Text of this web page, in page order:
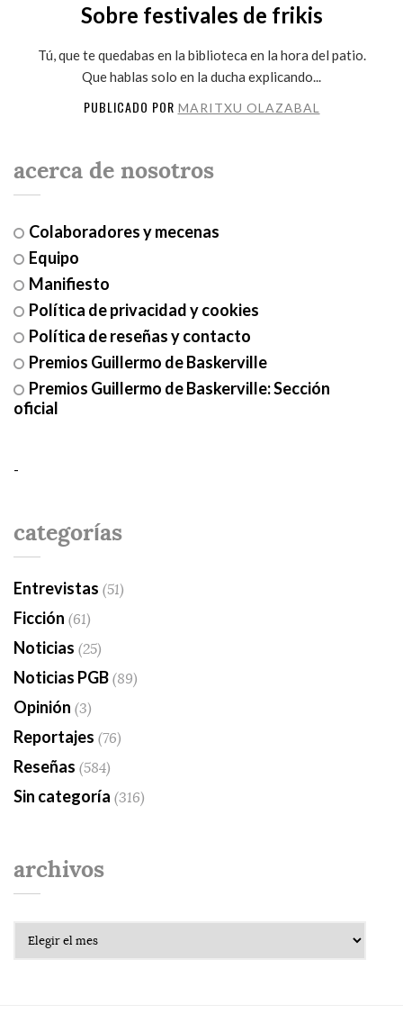
Sobre festivales de frikis
Tú, que te quedabas en la biblioteca en la hora del patio.
Que hablas solo en la ducha explicando...
PUBLICADO POR MARITXU OLAZABAL
acerca de nosotros
Colaboradores y mecenas
Equipo
Manifiesto
Política de privacidad y cookies
Política de reseñas y contacto
Premios Guillermo de Baskerville
Premios Guillermo de Baskerville: Sección
oficial
-
categorías
Entrevistas (51)
Ficción (61)
Noticias (25)
Noticias PGB(89)
Opinión (3)
Reportajes (76)
Reseñas (584)
Sin categoría (316)
archivos